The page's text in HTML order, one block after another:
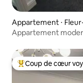
Appartement ⋅
Appartement
Coups de cœur
Coup de cœur